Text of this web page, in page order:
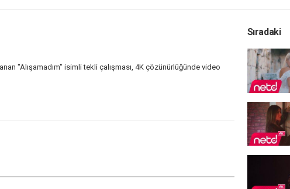
"Alışamadım" isimli tekli çalışması, 4K çözünürlüğünde video
Sıradaki